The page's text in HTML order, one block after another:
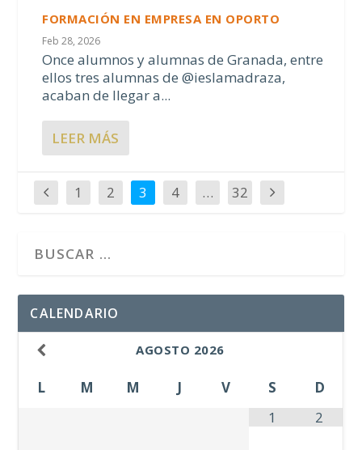
FORMACIÓN EN EMPRESA EN OPORTO
Feb 28, 2026
Once alumnos y alumnas de Granada, entre
ellos tres alumnas de @ieslamadraza,
acaban de llegar a...
LEER MÁS
1 2 3 4 … 32
CALENDARIO
AGOSTO 2026
L M M J V S
D
1
2